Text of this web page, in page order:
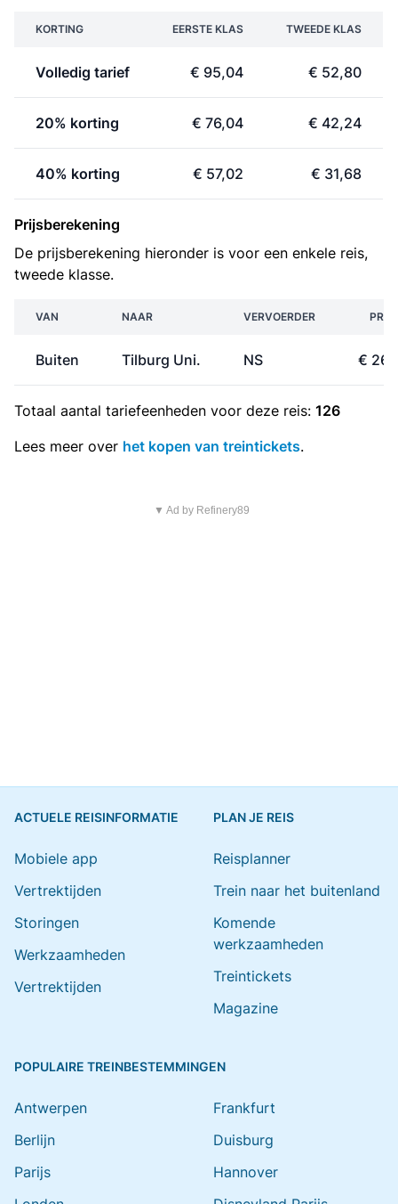
KORTING EERSTE KLAS TWEEDE KLAS
Volledig tarief € 95,04 € 52,80
20% korting € 76,04 € 42,24
40% korting € 57,02 € 31,68
Prijsberekening
De prijsberekening hieronder is voor een enkele reis,
tweede klasse.
VAN NAAR VERVOERDER
Buiten Tilburg Uni. NS €
Totaal aantal tariefeenheden voor deze reis: 126
Lees meer over het kopen van treintickets.
▼ Ad by Refinery89
ACTUELE REISINFORMATIE
Mobiele app
Vertrektijden
Storingen
Werkzaamheden
Vertrektijden
PLAN JE REIS
Reisplanner
Trein naar het buitenland
Komende
werkzaamheden
Treintickets
Magazine
POPULAIRE TREINBESTEMMINGEN
Antwerpen
Berlijn
Parijs
Frankfurt
Duisburg
Hannover